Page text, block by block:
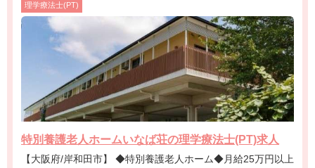
理学療法士(PT)
特別養護老人ホームいなば荘の理学療法士(PT)求人
【大阪府/岸和田市】 ◆特別養護老人ホーム◆月給25万円以上